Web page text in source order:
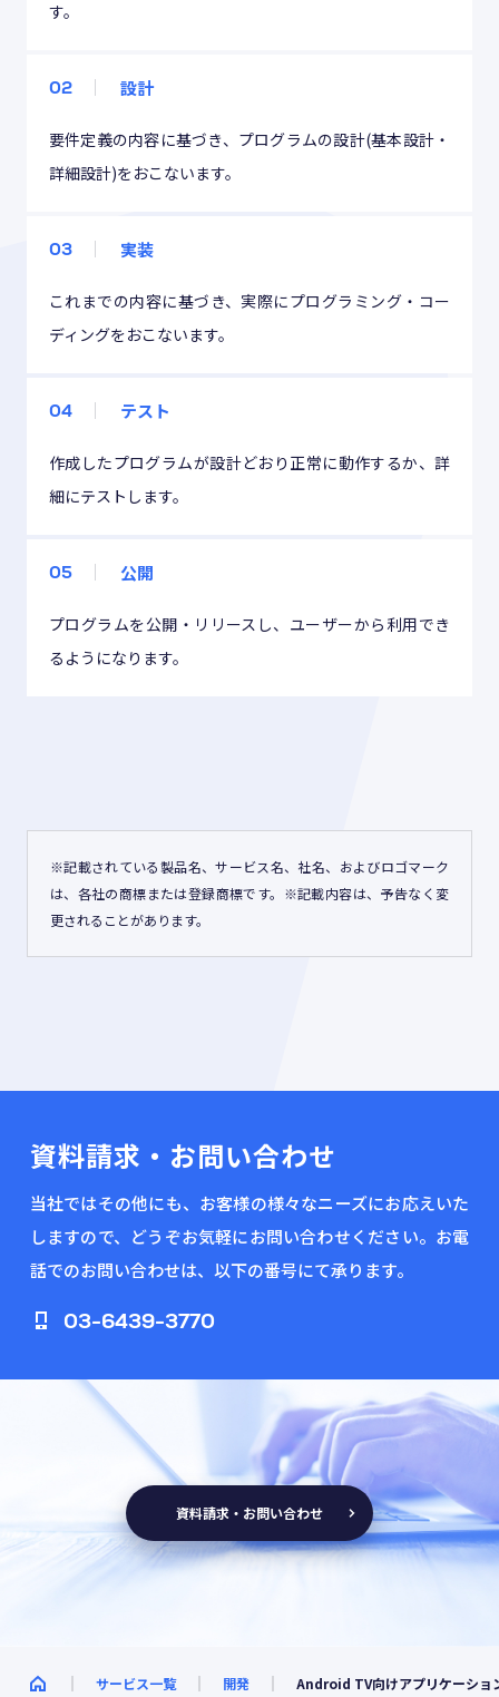
す。
02 設計
要件定義の内容に基づき、プログラムの設計(基本設計・
詳細設計)をおこないます。
03 実装
これまでの内容に基づき、実際にプログラミング・コー
ディングをおこないます。
04 テスト
作成したプログラムが設計どおり正常に動作するか、詳
細にテストします。
05 公開
プログラムを公開・リリースし、ユーザーから利用でき
るようになります。
※記載されている製品名、サービス名、社名、およびロゴマーク
は、各社の商標または登録商標です。※記載内容は、予告なく変
更されることがあります。
資料請求・お問い合わせ
当社ではその他にも、お客様の様々なニーズにお応えいた
しますので、どうぞお気軽にお問い合わせください。お電
話でのお問い合わせは、以下の番号にて承ります。
03-6439-3770
資料請求・お問い合わせ
サービス一覧 開発 Android TV向けアプリケーショ